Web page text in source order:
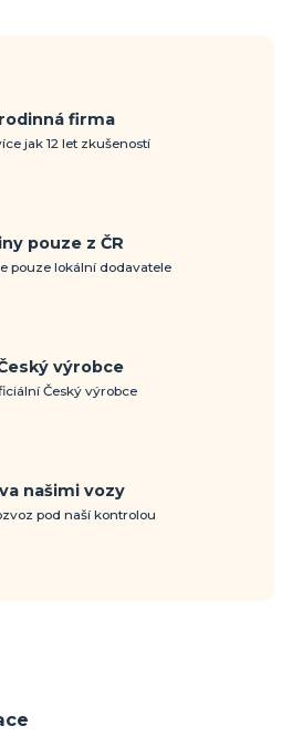
firma
jak 12 let zkušeností
pouze z ČR
pouze lokální dodavatele
výrobce
Český výrobce
našimi vozy
pod naší kontrolou